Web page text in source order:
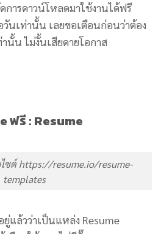
ารดาวน์โหลดมาใช้งานได้ฟรี
นเท่านั้น เลยขอเตือนก่อนว่าต้อง
นั้น ไม่งั้นเสียดายโอกาส
ฟรี : Resume
ซต์ https://resume.io/resume-
templates
ล้วว่าเป็นแหล่ง Resume